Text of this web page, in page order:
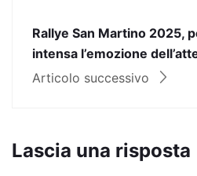
Rallye San Martino 2025,
intensa l’emozione
Articolo successivo
Lascia una risposta